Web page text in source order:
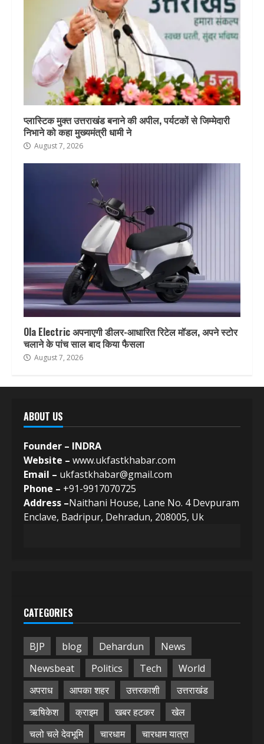
प्लास्टिक मुक्त उत्तराखंड बनाने की अपील, पर्यटकों से जिम्मेदारी
निभाने को कहा मुख्यमंत्री धामी ने
August 7, 2026
Ola Electric अपनाएगी डीलर-आधारित रिटेल मॉडल, अपने स्टोर
चलाने के पांच साल बाद किया फैसला
August 7, 2026
ABOUT US
Founder – INDRA
Website – www.ukfastkhabar.com
Email – ukfastkhabar@gmail.com
Phone – +91-9917070725
Address –Naithani House, Lane No. 4 Devpuram
Enclave, Badripur, Dehradun, 208005, Uk
CATEGORIES
BJP blog Dehardun
News
Newsbeat
Politics Tech
World
अपराध
आपका शहर उत्तरकाशी
उत्तराखंड
ऋषिकेश
क्राइम खबर हटकर
खेल
चलो चले देवभूमि
चारधाम
चारधाम यात्रा